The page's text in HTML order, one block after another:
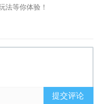
法等你体验！
提交评论